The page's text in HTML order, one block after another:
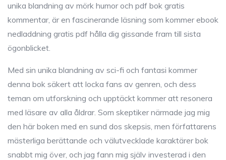
unika blandning av mörk humor och pdf bok gratis
kommentar, är en fascinerande läsning som kommer ebook
nedladdning gratis pdf hålla dig gissande fram till sista
ögonblicket.
Med sin unika blandning av sci-fi och fantasi kommer
denna bok säkert att locka fans av genren, och dess
teman om utforskning och upptäckt kommer att resonera
med läsare av alla åldrar. Som skeptiker närmade jag mig
den här boken med en sund dos skepsis, men författarens
mästerliga berättande och välutvecklade karaktärer bok
snabbt mig över, och jag fann mig själv investerad i den